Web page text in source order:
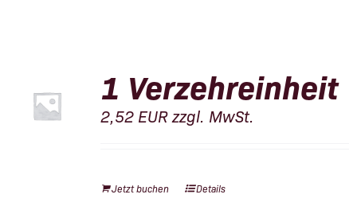
1 Verzehreinheit
2,52EURzzgl. MwSt.
Jetzt buchen Details